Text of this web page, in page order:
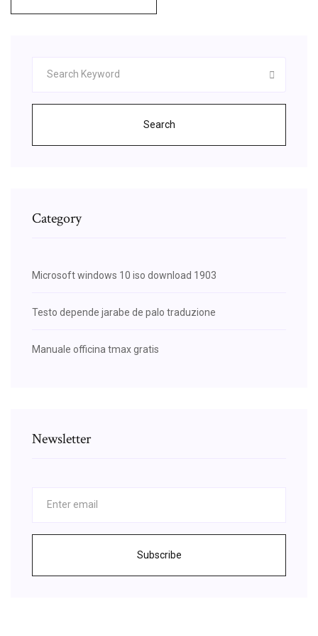
Search
Category
Microsoft windows 10 iso download 1903
Testo depende jarabe de palo traduzione
Manuale officina tmax gratis
Newsletter
Subscribe